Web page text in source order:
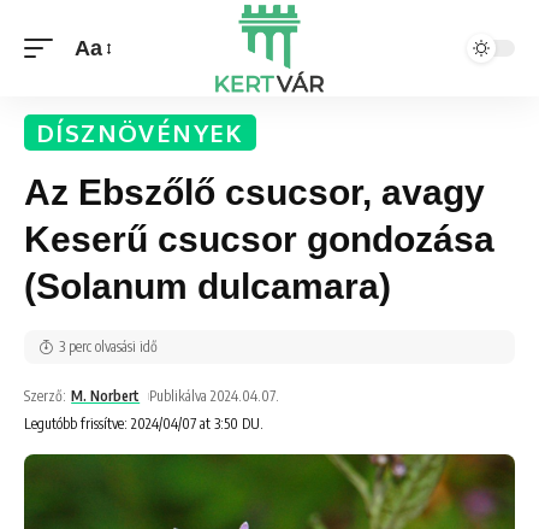
Aa
DÍSZNÖVÉNYEK
Az Ebszőlő csucsor, avagy
Keserű csucsor gondozása
(Solanum dulcamara)
Legutóbb frissítve: 2024/04/07 at 3:50 DU.
Szerző: M. Norbert Publikálva 2024.04.07.
3 perc olvasási idő